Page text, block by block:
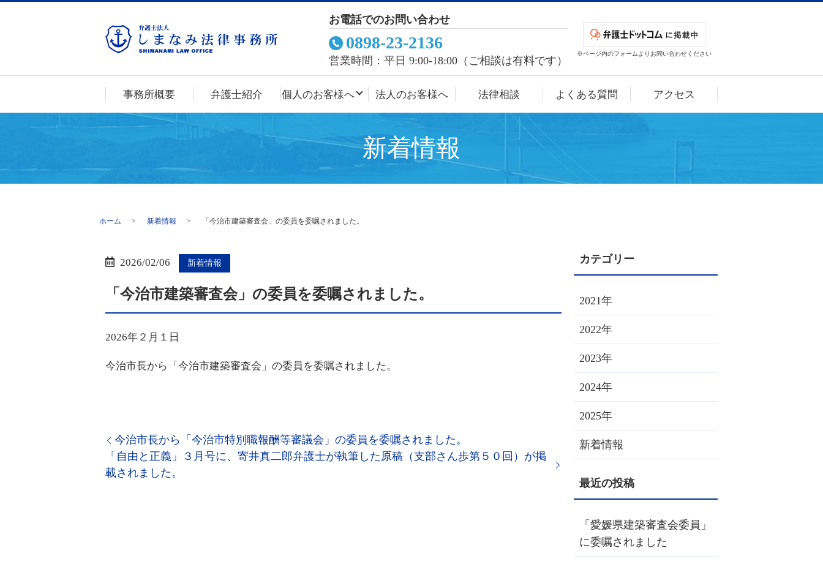
お電話でのお問い合わせ
0898-23-2136
営業時間：平日 9:00-18:00（ご相談は有料です）
※ページ内のフォームよりお問い合わせください
事務所概要 弁護士紹介 個人のお客様へ 法人のお客様へ 法律相談 よくある質問 アクセス
新着情報
ホーム 新着情報 「今治市建築審査会」の委員を委嘱されました。
2026/02/06 新着情報
「今治市建築審査会」の委員を委嘱されました。
2026年２月１日
今治市長から「今治市建築審査会」の委員を委嘱されました。
今治市長から「今治市特別職報酬等審議会」の委員を委嘱されました。
「自由と正義」３月号に、寄井真二郎弁護士が執筆した原稿（支部さん歩第５０回）が掲
載されました。
2021年
2022年
2023年
2024年
2025年
新着情報
「愛媛県建築審査会委員」
に委嘱されました